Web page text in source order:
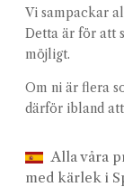
Vi sampackar
Detta är för att
möjligt.
Om ni är flera
därför ibland
Alla våra
med kärlek i